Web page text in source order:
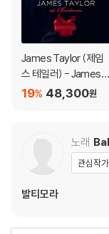
James Taylor (제임
스 테일러) - James T
aylor At Christmas
48,300원
19%
노래
관심작
발티모라